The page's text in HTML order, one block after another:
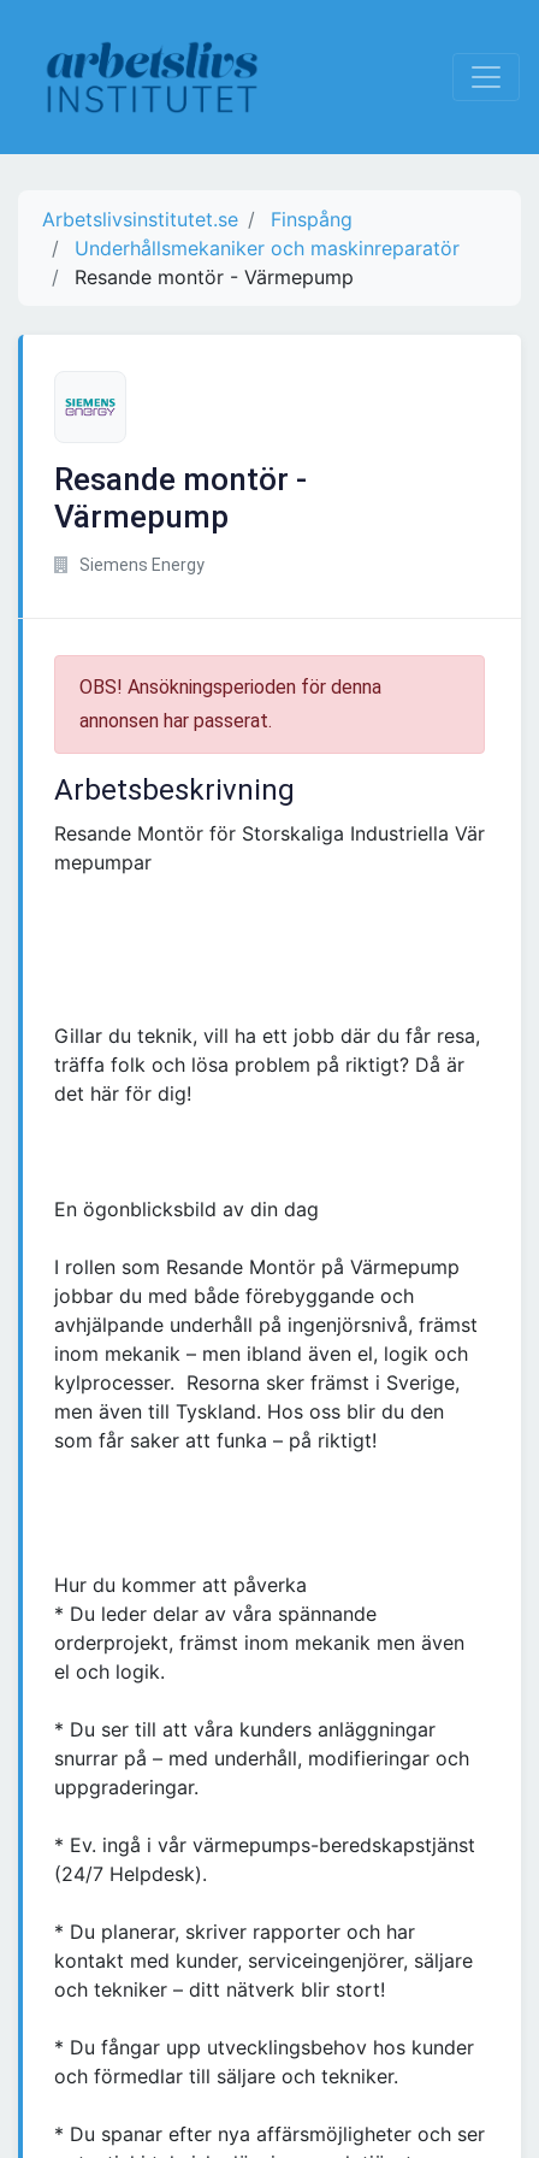
Arbetslivsinstitutet.se
Finspång
Underhållsmekaniker och maskinreparatör
Resande montör - Värmepump
Resande montör -
Värmepump
Siemens Energy
OBS! Ansökningsperioden för denna
annonsen har passerat.
Arbetsbeskrivning
Resande Montör för Storskaliga Industriella Vär
mepumpar
Gillar du teknik, vill ha ett jobb där du får resa,
träffa folk och lösa problem på riktigt? Då är
det här för dig!
En ögonblicksbild av din dag
I rollen som Resande Montör på Värmepump
jobbar du med både förebyggande och
avhjälpande underhåll på ingenjörsnivå, främst
inom mekanik – men ibland även el, logik och
kylprocesser. Resorna sker främst i Sverige,
men även till Tyskland. Hos oss blir du den
som får saker att funka – på riktigt!
Hur du kommer att påverka
* Du leder delar av våra spännande
orderprojekt, främst inom mekanik men även
el och logik.
* Du ser till att våra kunders anläggningar
snurrar på – med underhåll, modifieringar och
uppgraderingar.
* Ev. ingå i vår värmepumps-beredskapstjänst
(24/7 Helpdesk).
* Du planerar, skriver rapporter och har
kontakt med kunder, serviceingenjörer, säljare
och tekniker – ditt nätverk blir stort!
* Du fångar upp utvecklingsbehov hos kunder
och förmedlar till säljare och tekniker.
* Du spanar efter nya affärsmöjligheter och ser